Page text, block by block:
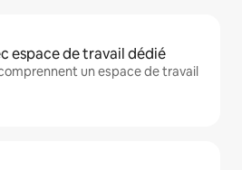
espace de travail dédié
un espace de travail